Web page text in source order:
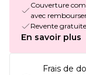
Couverture
avec
Revente
En savoir plus
Frais de